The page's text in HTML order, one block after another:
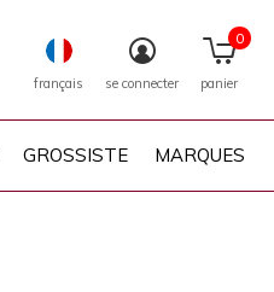
GROSSISTE MARQUES
français se connecter panier
0